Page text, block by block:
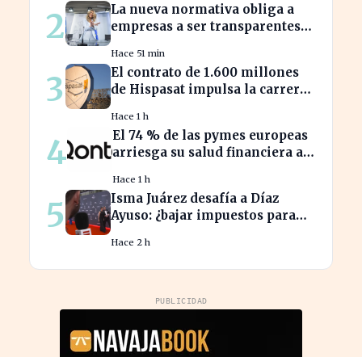
2
La nueva normativa obliga a
empresas a ser transparentes
trabajadores en puestos
similares
Hace 51 min
3
El contrato de 1.600 millones
de Hispasat impulsa la carrera
Hace 1 h
4
El 74 % de las pymes europeas
arriesga su salud financiera al
Hace 1 h
5
Isma Juárez desafía a Díaz
Ayuso: ¿bajar impuestos para
Hace 2 h
PUBLICIDAD